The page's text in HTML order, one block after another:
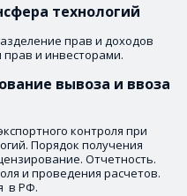
технологий
прав и доходов
и инвесторами.
вывоза и ввоза
контроля при
Порядок получения
Отчетность.
и проведения расчетов.
в РФ.